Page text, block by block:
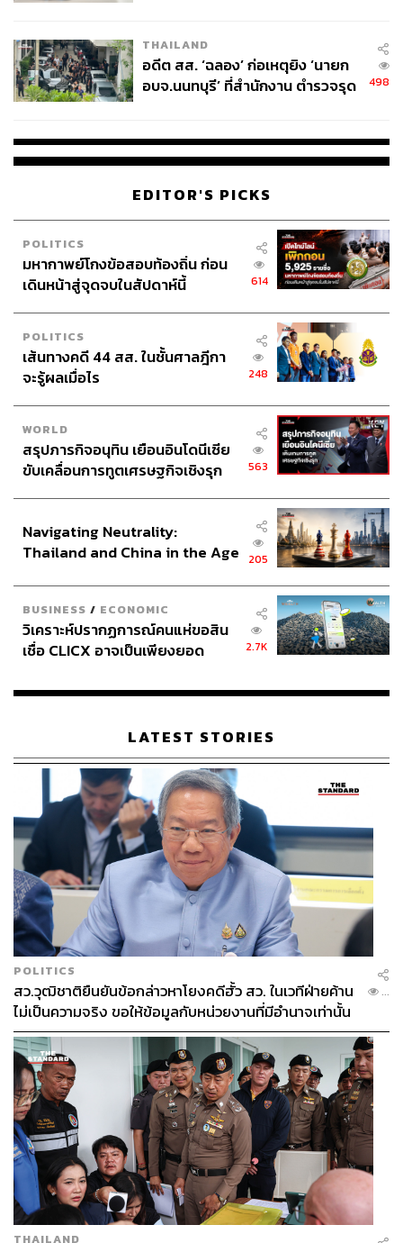
THAILAND
อดีต สส. ‘ฉลอง’ ก่อเหตุยิง ‘นายก
อบจ.นนทบุรี’ ที่สำนักงาน ตำรวจรุด
498
EDITOR'S PICKS
POLITICS
มหากาพย์โกงข้อสอบท้องถิ่น ก่อน
เดินหน้าสู่จุดจบในสัปดาห์นี้
614
POLITICS
เส้นทางคดี 44 สส. ในชั้นศาลฎีกา
จะรู้ผลเมื่อไร
248
WORLD
สรุปภารกิจอนุทิน เยือนอินโดนีเซีย
ขับเคลื่อนการทูตเศรษฐกิจเชิงรุก
563
Navigating Neutrality:
Thailand and China in the Age
205
BUSINESS / ECONOMIC
วิเคราะห์ปรากฏการณ์คนแห่ขอสิน
เชื่อ CLICX อาจเป็นเพียงยอด
เรือนไทยที่ถูกซุกไว้
2.7K
LATEST STORIES
POLITICS
สว.วุฒิชาติยืนยันข้อกล่าวหาโยงคดีฮั้ว สว. ในเวทีฝ่ายค้าน
ไม่เป็นความจริง ขอให้ข้อมูลกับหน่วยงานที่มีอำนาจเท่านั้น
...
THAILAND